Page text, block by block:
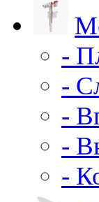
-
-
-
-
-